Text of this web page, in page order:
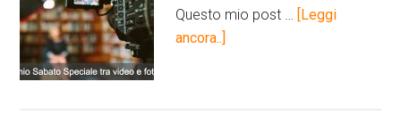
Questo mio post …
[Leggi
ancora..]